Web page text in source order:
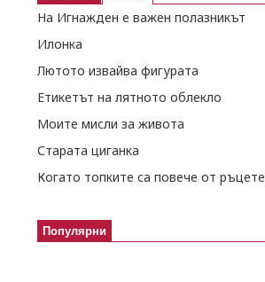
На Игнажден е важен полазникът
Илонка
Лютото извайва фигурата
Етикетът на лятното облекло
Моите мисли за живота
Старата циганка
Когато топките са повече от ръцете
Популярни